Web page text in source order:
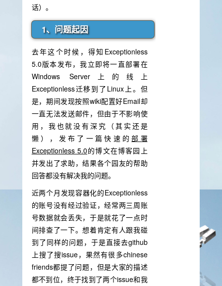
话）。
1、问题起因
去年这个时候，得知Exceptionless
5.0版本发布，我立即将一直部署在
Windows Server上的线上
Exceptionless迁移到了Linux上。但
是，期间发现按照wiki配置好Email却
一直无法发送邮件，但由于不影响使
用，我也就没有深究（其实还是
懒），发布了一篇快速的部署
Exceptionless 5.0的博文在博客园上
并发出了求助，结果各个园友的帮助
回答都没有解决我的问题。
近两个月发现容器化的Exceptionless
的账号没有经过验证，经常两三周账
号数据就会丢失，于是就花了一点时
间排查了一下。想着肯定有人跟我碰
到了同样的问题，于是直接去github
上搜了搜issue，果然有很多chinese
friends都提了问题，但是大家的描述
都不到位，终于找到了两个issue和我